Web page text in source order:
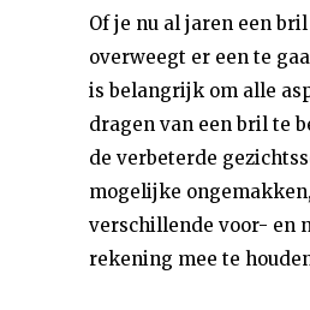
Of je nu al jaren een
overweegt er een te
is belangrijk om alle
dragen van een bril te
de verbeterde
mogelijke
verschillende voor- en
rekening mee te